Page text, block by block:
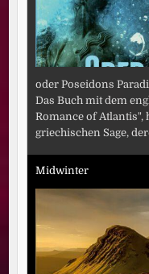
oder Poseidons
Das Buch mit dem
Romance of Atlantis",
griechischen Sage,
Midwinter